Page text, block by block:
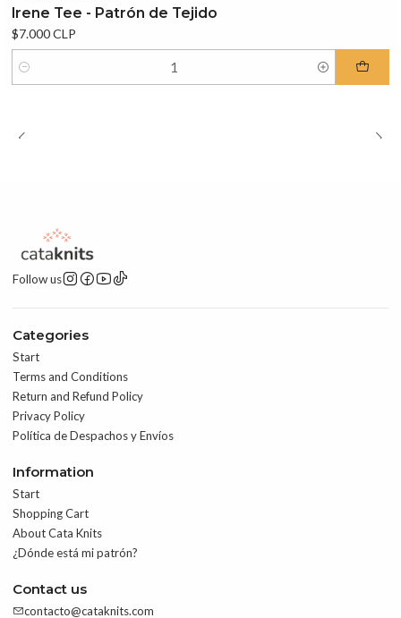
Irene Tee - Patrón de Tejido
$7.000 CLP
Quantity
Follow us
Categories
Start
Terms and Conditions
Return and Refund Policy
Privacy Policy
Política de Despachos y Envíos
Information
Start
Shopping Cart
About Cata Knits
¿Dónde está mi patrón?
Contact us
contacto@cataknits.com